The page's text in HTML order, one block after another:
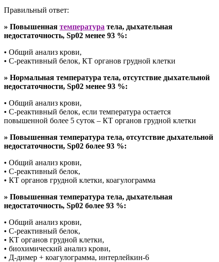
Правильный ответ:
» Повышенная температура тела, дыхательная
недостаточность, Sp02 менее 93 %:
• Общий анализ крови,
• С-реактивный белок, КТ органов грудной клетки
» Нормальная температура тела, отсутствие дыхательной
недостаточности, Sр02 менее 93 %:
• Общий анализ крови,
• С-реактивный белок, если температура остается
повышенной более 5 суток – КТ органов грудной клетки
» Повышенная температура тела, отсутствие дыхательной
недостаточности, Sp02 более 93 %:
• Общий анализ крови,
• С-реактивный белок,
• КТ органов грудной клетки, коагулограмма
» Повышенная температура тела, дыхательная
недостаточность, Sp02 более 93 %:
• Общий анализ крови,
• С-реактивный белок,
• КТ органов грудной клетки,
• биохимический анализ крови,
• Д-димер + коагулограмма, интерлейкин-6